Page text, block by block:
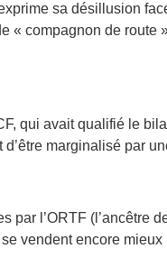
sa désillusion
« compagnon de route
qui avait qualifié le
marginalisé par
l’ORTF (l’ancêtre
vendent encore mieux